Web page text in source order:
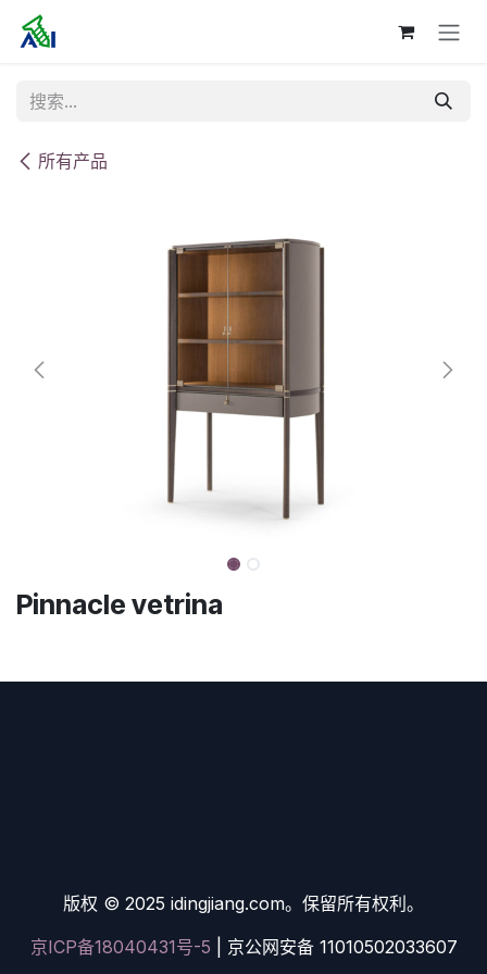
跳至内容
所有产品
Pinnacle vetrina
版权 © 2025 idingjiang.com。保留所有权利。
京ICP备18040431号-5 | 京公网安备 11010502033607